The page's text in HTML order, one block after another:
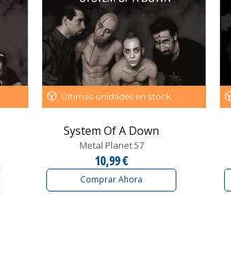
Últimas unidades en stock
System Of A Down
Metal Planet 57
10,99 €
Comprar Ahora